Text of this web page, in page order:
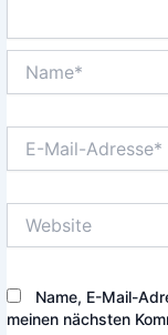
Mail-
Name, E-Mail-
meinen nächsten